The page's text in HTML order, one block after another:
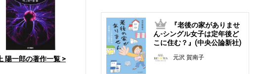
陽一郎の著作一覧 >
2
『老後の家がありませ
ん-シングル女子は定年後ど
こに住む？』(中央公論新社)
元沢 賀南子